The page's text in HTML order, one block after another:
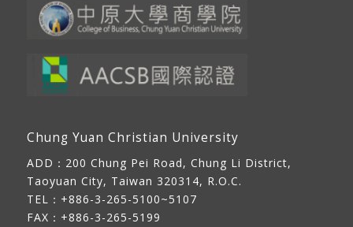
Chung Yuan Christian University
ADD： 200 Chung Pei Road, Chung Li District,
Taoyuan City, Taiwan 320314, R.O.C.
TEL：+886-3-265-5100~5107
FAX：+886-3-265-5199